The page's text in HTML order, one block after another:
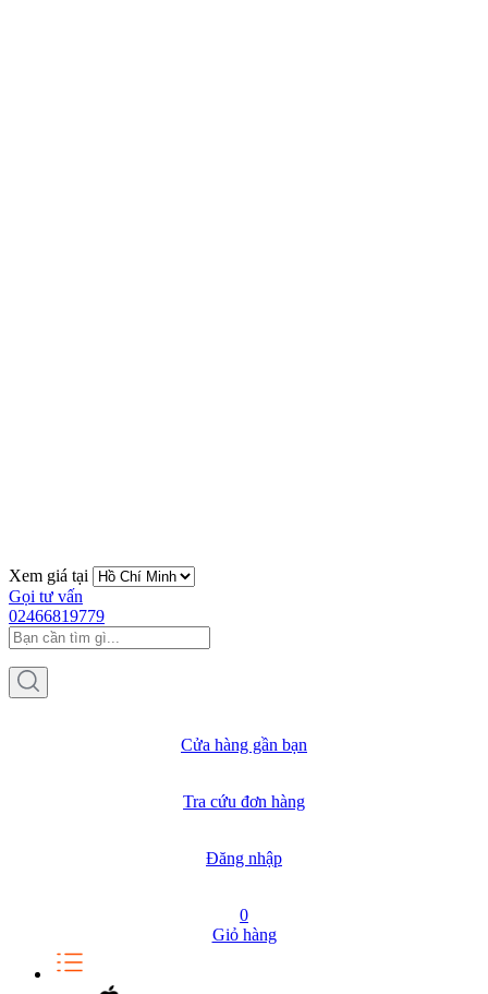
Xem giá tại
Gọi tư vấn
02466819779
Cửa hàng gần bạn
Tra cứu đơn hàng
Đăng nhập
0
Giỏ hàng